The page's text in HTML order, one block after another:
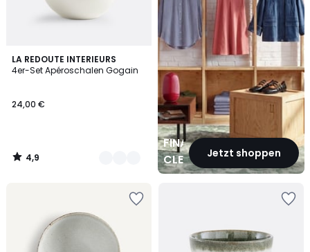
LA REDOUTE INTERIEURS
4er-Set Apéroschalen Gogain
24,00 €
4,9
/ 5
2
Farben
4,9
/
FINAL
CLEARANCEJetzt shoppen